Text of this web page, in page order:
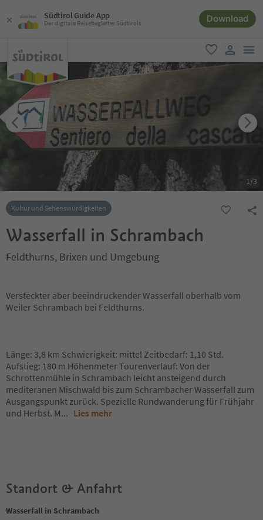
Südtirol Guide App
Der digitale Reisebegleiter Südtirols Download
favorit
user link
1/3
Kultur und Sehenswürdigkeiten
Wasserfall in Schrambach
Feldthurns, Brixen und Umgebung
Versteckter aber beeindruckender Wasserfall oberhalb vom
Weiler Schrambach bei Feldthurns.
Länge: 3,8 km Schwierigkeit: mittel Zeitbedarf: 1,10 Std.
Aufstieg: 180 m Höhenmeter Tourenverlauf: Von der
Schrottenmühle in Schrambach leicht ansteigend durch
mediteranen Mischwald bis zum Schrambacher Wasserfall zum
Ausgangspunkt zurück. Spezielle Rundwanderung für Frühjahr
und Herbst. M... Lies mehr
Standort & Anfahrt
Wasserfall in Schrambach